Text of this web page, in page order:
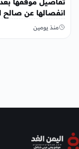
انفصالها عن صالح
منذ يومين